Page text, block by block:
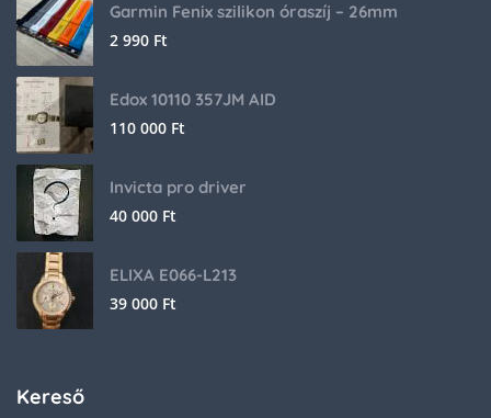
Garmin Fenix szilikon óraszíj – 26mm
2 990 Ft
Edox 10110 357JM AID
110 000 Ft
Invicta pro driver
40 000 Ft
ELIXA E066-L213
39 000 Ft
Kereső